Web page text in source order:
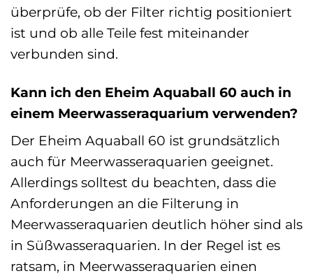
überprüfe, ob der Filter richtig positioniert
ist und ob alle Teile fest miteinander
verbunden sind.
Kann ich den Eheim Aquaball 60 auch in
einem Meerwasseraquarium verwenden?
Der Eheim Aquaball 60 ist grundsätzlich
auch für Meerwasseraquarien geeignet.
Allerdings solltest du beachten, dass die
Anforderungen an die Filterung in
Meerwasseraquarien deutlich höher sind als
in Süßwasseraquarien. In der Regel ist es
ratsam, in Meerwasseraquarien einen